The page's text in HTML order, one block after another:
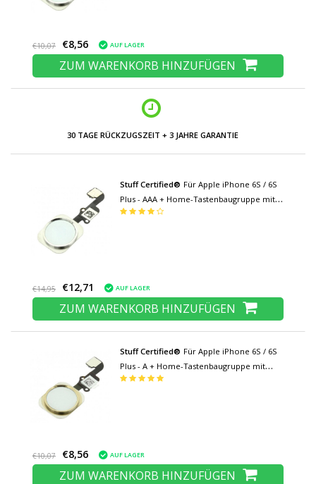
€10,07 €8,56 AUF LAGER
ZUM WARENKORB HINZUFÜGEN
30 TAGE RÜCKZUGSZEIT + 3 JAHRE GARANTIE
Stuff Certified® Für Apple iPhone 6S / 6S
Plus - AAA + Home-Tastenbaugruppe mit
Flexkabel Weiß
€14,95 €12,71 AUF LAGER
ZUM WARENKORB HINZUFÜGEN
Stuff Certified® Für Apple iPhone 6S / 6S
Plus - A + Home-Tastenbaugruppe mit
Flexkabel Gold
€10,07 €8,56 AUF LAGER
ZUM WARENKORB HINZUFÜGEN